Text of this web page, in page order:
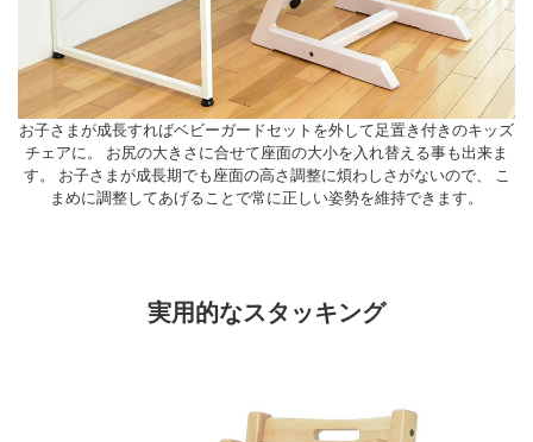
お子さまが成長すればベビーガードセットを外して足置き付きのキッズ
チェアに。 お尻の大きさに合せて座面の大小を入れ替える事も出来ま
す。 お子さまが成長期でも座面の高さ調整に煩わしさがないので、 こ
まめに調整してあげることで常に正しい姿勢を維持できます。
実用的なスタッキング